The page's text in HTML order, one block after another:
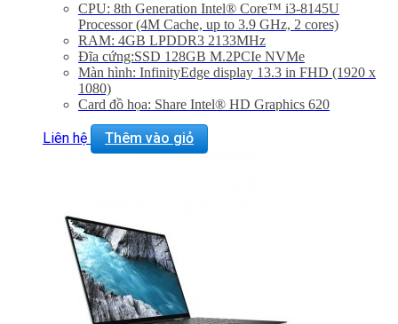
CPU: 8th Generation Intel® Core™ i3-8145U
Processor (4M Cache, up to 3.9 GHz, 2 cores)
RAM: 4GB LPDDR3 2133MHz
Đĩa cứng:SSD 128GB M.2PCIe NVMe
Màn hình: InfinityEdge display 13.3 in FHD (1920 x
1080)
Card đồ họa: Share Intel® HD Graphics 620
Màu sắc: Silver
Liên hệ Thêm vào giỏ